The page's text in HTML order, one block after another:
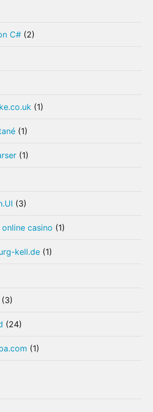
C# (2)
(1)
(1)
(1)
(3)
casino (1)
kell.de (1)
(3)
(24)
(1)